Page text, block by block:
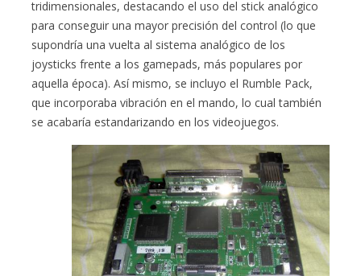
tridimensionales, destacando el uso del stick analógico
para conseguir una mayor precisión del control (lo que
supondría una vuelta al sistema analógico de los
joysticks frente a los gamepads, más populares por
aquella época). Así mismo, se incluyo el Rumble Pack,
que incorporaba vibración en el mando, lo cual también
se acabaría estandarizando en los videojuegos.